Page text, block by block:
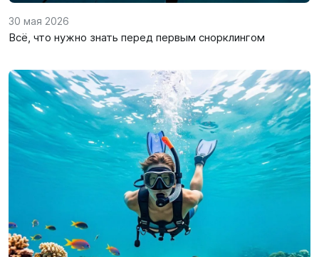
30 мая 2026
Всё, что нужно знать перед первым снорклингом